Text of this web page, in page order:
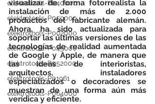
elektrotools-P040000
elektrotools-P059000
elektrotools-P002000
elektrotools-P045000
elektrotools-P052000
elektrotools-P01961
elektrotools-P064000
visualizar de forma fotorrealista la
instalación de más de 2.000
productos del fabricante alemán.
Ahora, ha sido actualizada para
soportar las últimas versiones de las
tecnologías de realidad aumentada
de Google y Apple, de manera que
las ideas de interioristas,
arquitectos, instaladores
especializados o decoradores se
muestran de una forma aún más
verídica y eficiente.